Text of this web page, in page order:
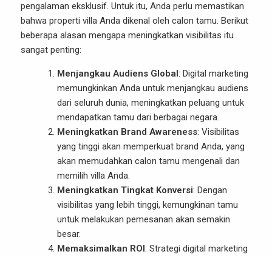
pengalaman eksklusif. Untuk itu, Anda perlu memastikan
bahwa properti villa Anda dikenal oleh calon tamu. Berikut
beberapa alasan mengapa meningkatkan visibilitas itu
sangat penting:
Menjangkau Audiens Global: Digital marketing
memungkinkan Anda untuk menjangkau audiens
dari seluruh dunia, meningkatkan peluang untuk
mendapatkan tamu dari berbagai negara.
Meningkatkan Brand Awareness: Visibilitas
yang tinggi akan memperkuat brand Anda, yang
akan memudahkan calon tamu mengenali dan
memilih villa Anda.
Meningkatkan Tingkat Konversi: Dengan
visibilitas yang lebih tinggi, kemungkinan tamu
untuk melakukan pemesanan akan semakin
besar.
Memaksimalkan ROI: Strategi digital marketing